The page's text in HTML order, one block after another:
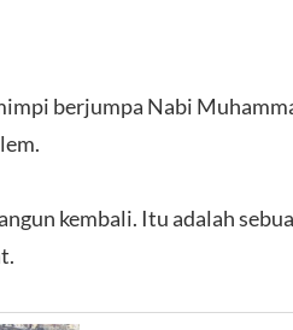
berjumpa Nabi
kembali. Itu adalah